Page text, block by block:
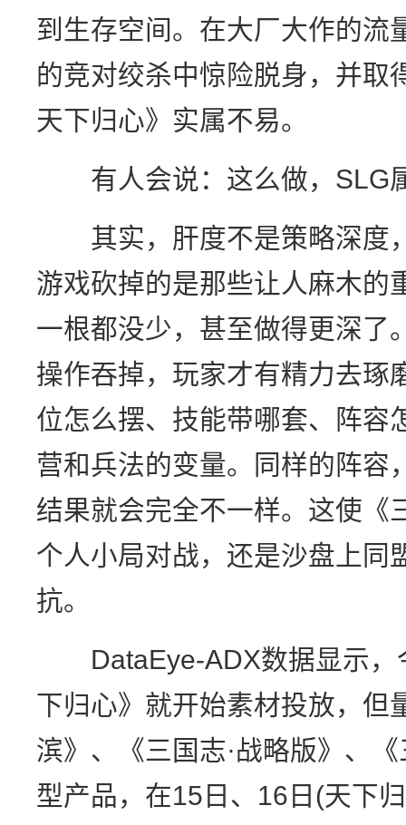
到生存空间。在大厂大作的流
的竞对绞杀中惊险脱身，并取
天下归心》实属不易。
有人会说：这么做，SLG
其实，肝度不是策略深度
游戏砍掉的是那些让人麻木的
一根都没少，甚至做得更深了
操作吞掉，玩家才有精力去琢
位怎么摆、技能带哪套、阵容
营和兵法的变量。同样的阵容
结果就会完全不一样。这使《
个人小局对战，还是沙盘上同
抗。
DataEye-ADX数据显示，
下归心》就开始素材投放，但
滨》、《三国志·战略版》、
型产品，在15日、16日(天下